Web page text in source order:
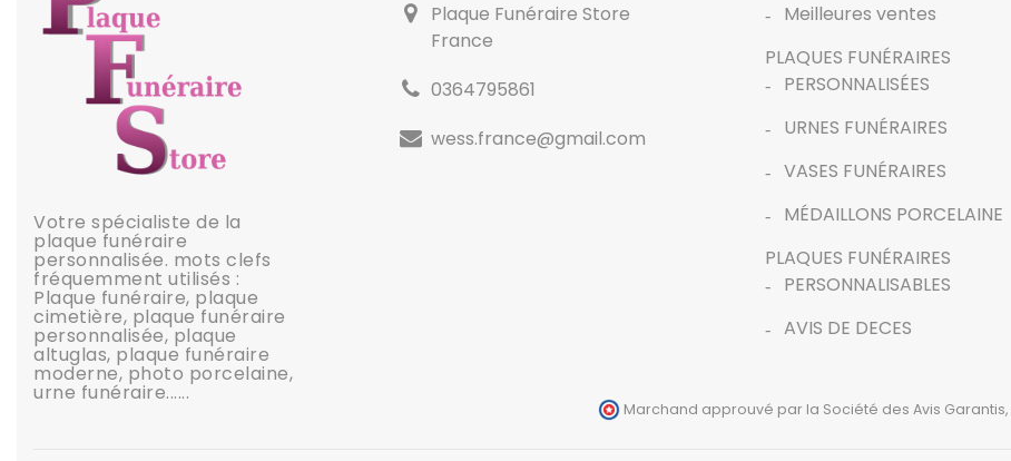
Votre spécialiste de la
plaque funéraire
personnalisée. mots clefs
fréquemment utilisés :
Plaque funéraire, plaque
cimetière, plaque funéraire
personnalisée, plaque
altuglas, plaque funéraire
moderne, photo porcelaine,
urne funéraire......
Plaque Funéraire Store
France
0364795861
wess.france@gmail.com
Meilleures ventes
PLAQUES FUNÉRAIRES
PERSONNALISÉES
URNES FUNÉRAIRES
VASES FUNÉRAIRES
MÉDAILLONS PORCELAINE
PLAQUES FUNÉRAIRES
PERSONNALISABLES
AVIS DE DECES
Marchand approuvé par la Société des Avis Garantis,